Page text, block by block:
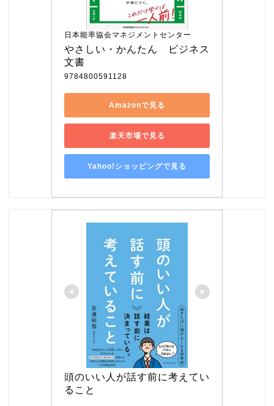
日本能率協会マネジメントセンター
やさしい・かんたん　ビジネス
文書
9784800591128
Amazonで見る
楽天市場で見る
Yahoo!ショッピングで見る
頭のいい人が話す前に考えてい
ること